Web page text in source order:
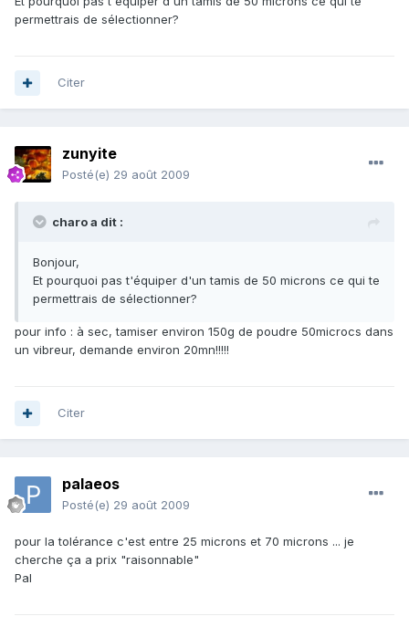
permettrais de sélectionner?
Citer
zunyite
Posté(e) 29 août 2009
charo a dit :
Bonjour,
Et pourquoi pas t'équiper d'un tamis de 50 microns ce qui te
permettrais de sélectionner?
pour info : à sec, tamiser environ 150g de poudre 50microcs dans
un vibreur, demande environ 20mn!!!!!
Citer
palaeos
Posté(e) 29 août 2009
pour la tolérance c'est entre 25 microns et 70 microns ... je
cherche ça a prix "raisonnable"
Pal